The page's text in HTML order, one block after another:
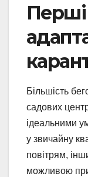
Більшість
садових
ідеальними
у звичайну
повітрям,
можливою